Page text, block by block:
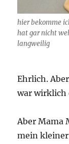
hier bekomme
hat gar nicht
langweilig
Ehrlich.
war wirklich
Aber Mama
mein